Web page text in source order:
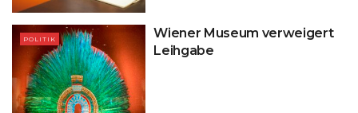
POLITIK
Wiener Museum verweigert
Leihgabe